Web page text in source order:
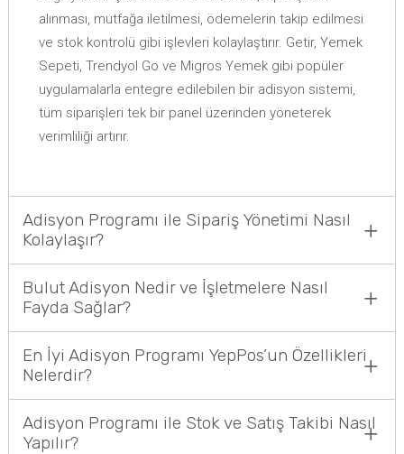
alınması, mutfağa iletilmesi, ödemelerin takip edilmesi
ve stok kontrolü gibi işlevleri kolaylaştırır. Getir, Yemek
Sepeti, Trendyol Go ve Migros Yemek gibi popüler
uygulamalarla entegre edilebilen bir adisyon sistemi,
tüm siparişleri tek bir panel üzerinden yöneterek
verimliliği artırır.
Adisyon Programı ile Sipariş Yönetimi Nasıl
Kolaylaşır?
Bulut Adisyon Nedir ve İşletmelere Nasıl
Fayda Sağlar?
En İyi Adisyon Programı YepPos’un Özellikleri
Nelerdir?
Adisyon Programı ile Stok ve Satış Takibi Nasıl
Yapılır?